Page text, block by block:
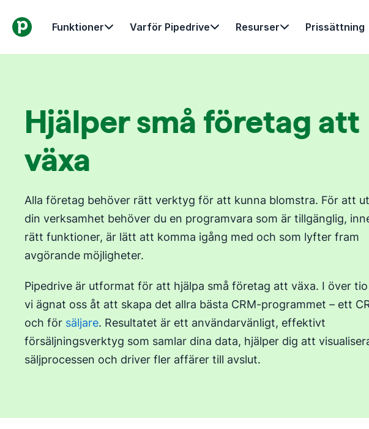
Funktioner Varför Pipedrive Resurser Prissättning
Hjälper små företag att
växa
Alla företag behöver rätt verktyg för att kunna blomstra. För att
din verksamhet behöver du en programvara som är tillgänglig,
rätt funktioner, är lätt att komma igång med och som lyfter fram
avgörande möjligheter.
Pipedrive är utformat för att hjälpa små företag att växa. I över
vi ägnat oss åt att skapa det allra bästa CRM-programmet – ett
och för säljare. Resultatet är ett användarvänligt, effektivt
försäljningsverktyg som samlar dina data, hjälper dig att
säljprocessen och driver fler affärer till avslut.